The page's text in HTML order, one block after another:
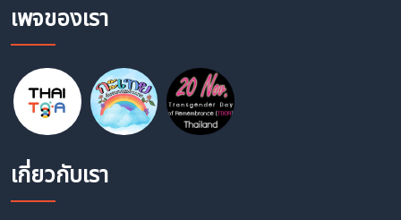
เพจของเรา
เกี่ยวกับเรา